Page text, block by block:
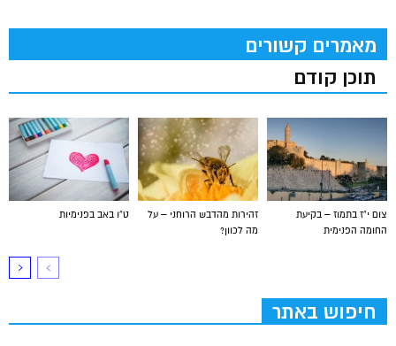
מאמרים קשורים
תוכן קודם
ט”ו באב בפנימיות
זהירות מהדבש הרוחני – על
מה לכוון?
צום י”ז בתמוז – בקיעת
החומה הפנימית
חיפוש באתר